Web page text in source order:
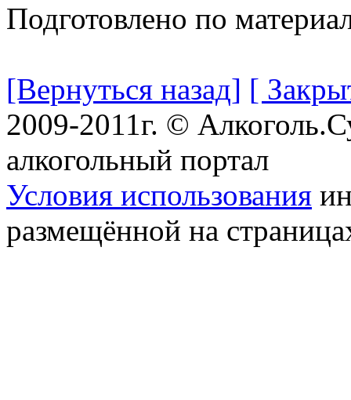
Подготовлено по
[Вернуться назад] [
2009-2011г. ©
алкогольный портал
Условия использования
размещённой на